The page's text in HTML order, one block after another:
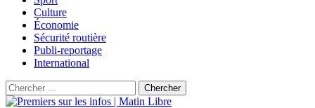
Culture
Économie
Sécurité routière
Publi-reportage
International